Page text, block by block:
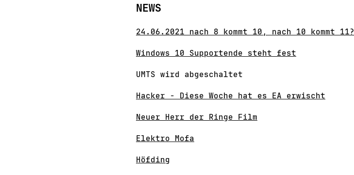
NEWS
24.06.2021 nach 8 kommt 10, nach 10 kommt 11?
Windows 10 Supportende steht fest
UMTS wird abgeschaltet
Hacker - Diese Woche hat es EA erwischt
Neuer Herr der Ringe Film
Elektro Mofa
Höfding